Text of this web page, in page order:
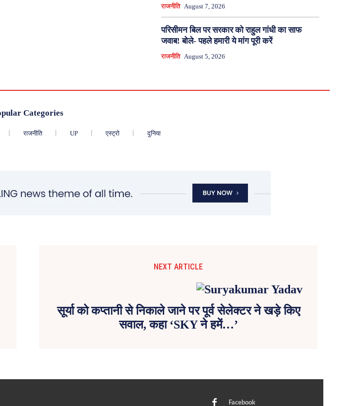
राजनीति August 7, 2026
परिसीमन बिल पर सरकार को राहुल गांधी का साफ
जवाब! बोले- पहले हमारी ये मांग पूरी करें
राजनीति August 5, 2026
Categories
राजनीति UP एस्ट्रो दुनिया
NEXT ARTICLE
सूर्या को कप्तानी से निकाले जाने पर पूर्व सेलेक्टर ने खड़े किए
सवाल, कहा ‘SKY ने हमें…’
Facebook